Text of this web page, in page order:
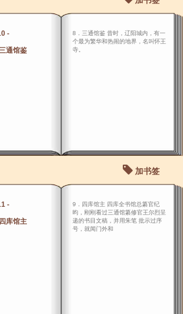
-
通馆鉴
8．三通馆鉴 昔时，辽阳城内，有一
个最为繁华和热闹的地界，名叫怀王
寺。
加书签
-
库馆主
9．四库馆主 四库全书馆总纂官纪
昀，刚刚看过三通馆纂修官王尔烈呈
递的书目文稿，并用朱笔 批示过序
号，就闻门外和